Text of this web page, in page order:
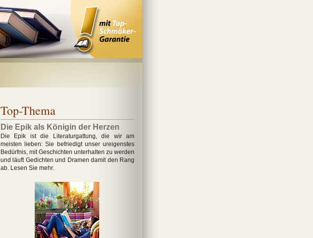
Top-Thema
Die Epik als Königin der Herzen
Die Epik ist die Literaturgattung, die wir am
meisten lieben: Sie befriedigt unser ureigenstes
Bedürfnis, mit Geschichten unterhalten zu werden
und läuft Gedichten und Dramen damit den Rang
ab. Lesen Sie mehr.